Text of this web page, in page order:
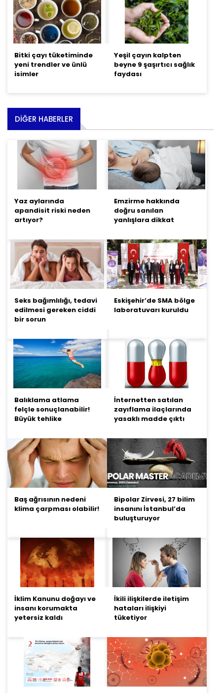
Bitki çayı tüketiminde
yeni trendler ve ünlü
isimler
Yeşil çayın kalpten
beyne 9 şaşırtıcı sağlık
faydası
DIĞER HABERLER
Yaz aylarında
apandisit riski neden
artıyor?
Emzirme hakkında
doğru sanılan
yanlışlara dikkat
Seks bağımlılığı, tedavi
edilmesi gereken ciddi
bir sorun
Eskişehir’de SMA bölge
laboratuvarı kuruldu
Balıklama atlama
felçle sonuçlanabilir!
Büyük tehlike
İnternetten satılan
zayıflama ilaçlarında
yasaklı madde çıktı
Baş ağrısının nedeni
klima çarpması olabilir!
Bipolar Zirvesi, 27 bilim
insanını İstanbul’da
buluşturuyor
İklim Kanunu doğayı ve
insanı korumakta
yetersiz kaldı
İkili ilişkilerde iletişim
hataları ilişkiyi
tüketiyor